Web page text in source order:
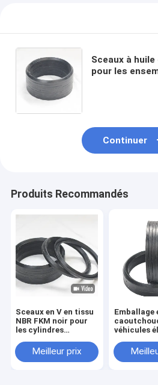
Sceaux à
pour les
Continuer
Produits Recommandés
Sceaux en V en tissu
NBR FKM noir pour
les cylindres
piston et à chevron
Meilleur prix
Emballage
véhicules
pour haute